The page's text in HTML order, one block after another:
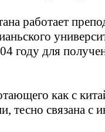
работает
году для
как с
тесно связана с